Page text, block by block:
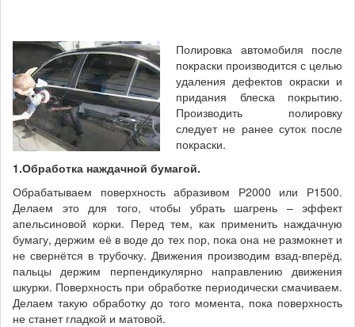
Полировка автомобиля после
покраски производится с целью
удаления дефектов окраски и
придания блеска покрытию.
Производить полировку
следует не ранее суток после
покраски.
1.Обработка наждачной бумагой.
Обрабатываем поверхность абразивом Р2000 или Р1500.
Делаем это для того, чтобы убрать шагрень – эффект
апельсиновой корки. Перед тем, как применить наждачную
бумагу, держим её в воде до тех пор, пока она не размокнет и
не свернётся в трубочку. Движения производим взад-вперёд,
пальцы держим перпендикулярно направлению движения
шкурки. Поверхность при обработке периодически смачиваем.
Делаем такую обработку до того момента, пока поверхность
не станет гладкой и матовой.